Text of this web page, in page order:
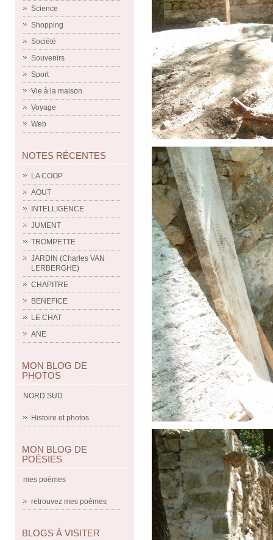
Science
Shopping
Société
Souvenirs
Sport
Vie à la maison
Voyage
Web
NOTES RÉCENTES
LA COOP
AOUT
INTELLIGENCE
JUMENT
TROMPETTE
JARDIN (Charles VAN
LERBERGHE)
CHAPITRE
BENEFICE
LE CHAT
ANE
MON BLOG DE
PHOTOS
NORD SUD
Histoire et photos
MON BLOG DE
POÉSIES
mes poèmes
retrouvez mes poèmes
BLOGS À VISITER